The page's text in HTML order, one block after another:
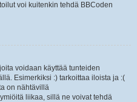
voi kuitenkin tehdä BBCoden
voidaan käyttää tunteiden
Esimerkiksi :) tarkoittaa iloista ja :(
on nähtävillä
liikaa, sillä ne voivat tehdä